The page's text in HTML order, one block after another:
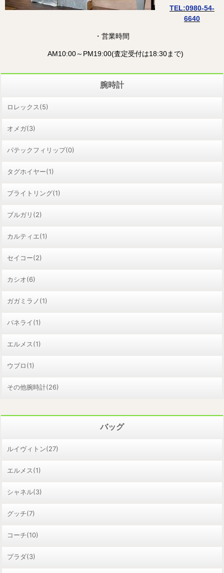
TEL:0980-54-
6640
・営業時間
AM10:00～PM19:00(査定受付は18:30まで)
腕時計
ロレックス(5)
オメガ(3)
パテックフィリップ(0)
タグホイヤー(1)
ブライトリング(1)
ブルガリ(2)
カルティエ(1)
セイコー(2)
カシオ(6)
ガガミラノ(1)
パネライ(1)
エルメス(1)
ウブロ(1)
その他腕時計(26)
バッグ
ルイヴィトン(27)
エルメス(1)
シャネル(3)
グッチ(7)
コーチ(10)
プラダ(3)